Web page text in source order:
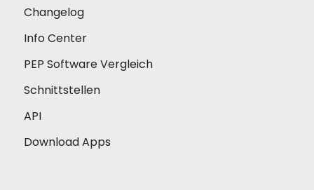
Changelog
Info Center
PEP Software Vergleich
Schnittstellen
API
Download Apps